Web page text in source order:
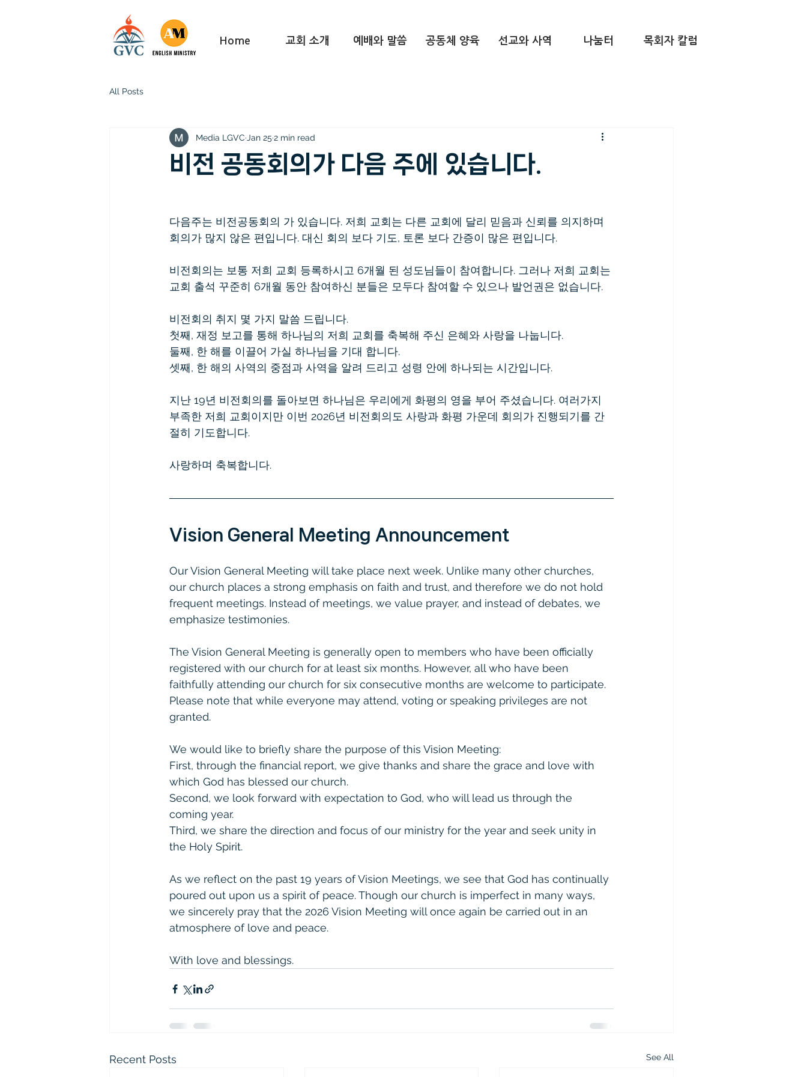
Home 교회 소개 예배와 말씀 공동체 양육 선교와 사역 나눔터 목회자 칼럼
All Posts
비전 공동회의가 다음 주에 있습니다.
Media LGVC Jan 25 2 min read
다음주는 비전공동회의 가 있습니다. 저희 교회는 다른 교회에 달리 믿음과 신뢰를 의지하며
회의가 많지 않은 편입니다. 대신 회의 보다 기도, 토론 보다 간증이 많은 편입니다.
비전회의는 보통 저희 교회 등록하시고 6개월 된 성도님들이 참여합니다. 그러나 저희 교회는
교회 출석 꾸준히 6개월 동안 참여하신 분들은 모두다 참여할 수 있으나 발언권은 없습니다.
비전회의 취지 몇 가지 말씀 드립니다.
첫째, 재정 보고를 통해 하나님의 저희 교회를 축복해 주신 은혜와 사랑을 나눕니다.
둘째, 한 해를 이끌어 가실 하나님을 기대 합니다.
셋째, 한 해의 사역의 중점과 사역을 알려 드리고 성령 안에 하나되는 시간입니다.
지난 19년 비전회의를 돌아보면 하나님은 우리에게 화평의 영을 부어 주셨습니다. 여러가지
부족한 저희 교회이지만 이번 2026년 비전회의도 사랑과 화평 가운데 회의가 진행되기를 간
절히 기도합니다.
사랑하며 축복합니다.
Vision General Meeting Announcement
Our Vision General Meeting will take place next week. Unlike many other churches,
our church places a strong emphasis on faith and trust, and therefore we do not hold
frequent meetings. Instead of meetings, we value prayer, and instead of debates, we
emphasize testimonies.
The Vision General Meeting is generally open to members who have been officially
registered with our church for at least six months. However, all who have been
faithfully attending our church for six consecutive months are welcome to participate.
Please note that while everyone may attend, voting or speaking privileges are not
granted.
We would like to briefly share the purpose of this Vision Meeting:
First, through the financial report, we give thanks and share the grace and love with
which God has blessed our church.
Second, we look forward with expectation to God, who will lead us through the
coming year.
Third, we share the direction and focus of our ministry for the year and seek unity in
the Holy Spirit.
As we reflect on the past 19 years of Vision Meetings, we see that God has continually
poured out upon us a spirit of peace. Though our church is imperfect in many ways,
we sincerely pray that the 2026 Vision Meeting will once again be carried out in an
atmosphere of love and peace.
With love and blessings.
Recent Posts See All